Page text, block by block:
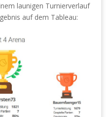
launigen Turnierverlauf
auf dem Tableau: